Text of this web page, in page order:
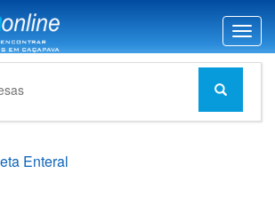
T
o
g
e
Enteral